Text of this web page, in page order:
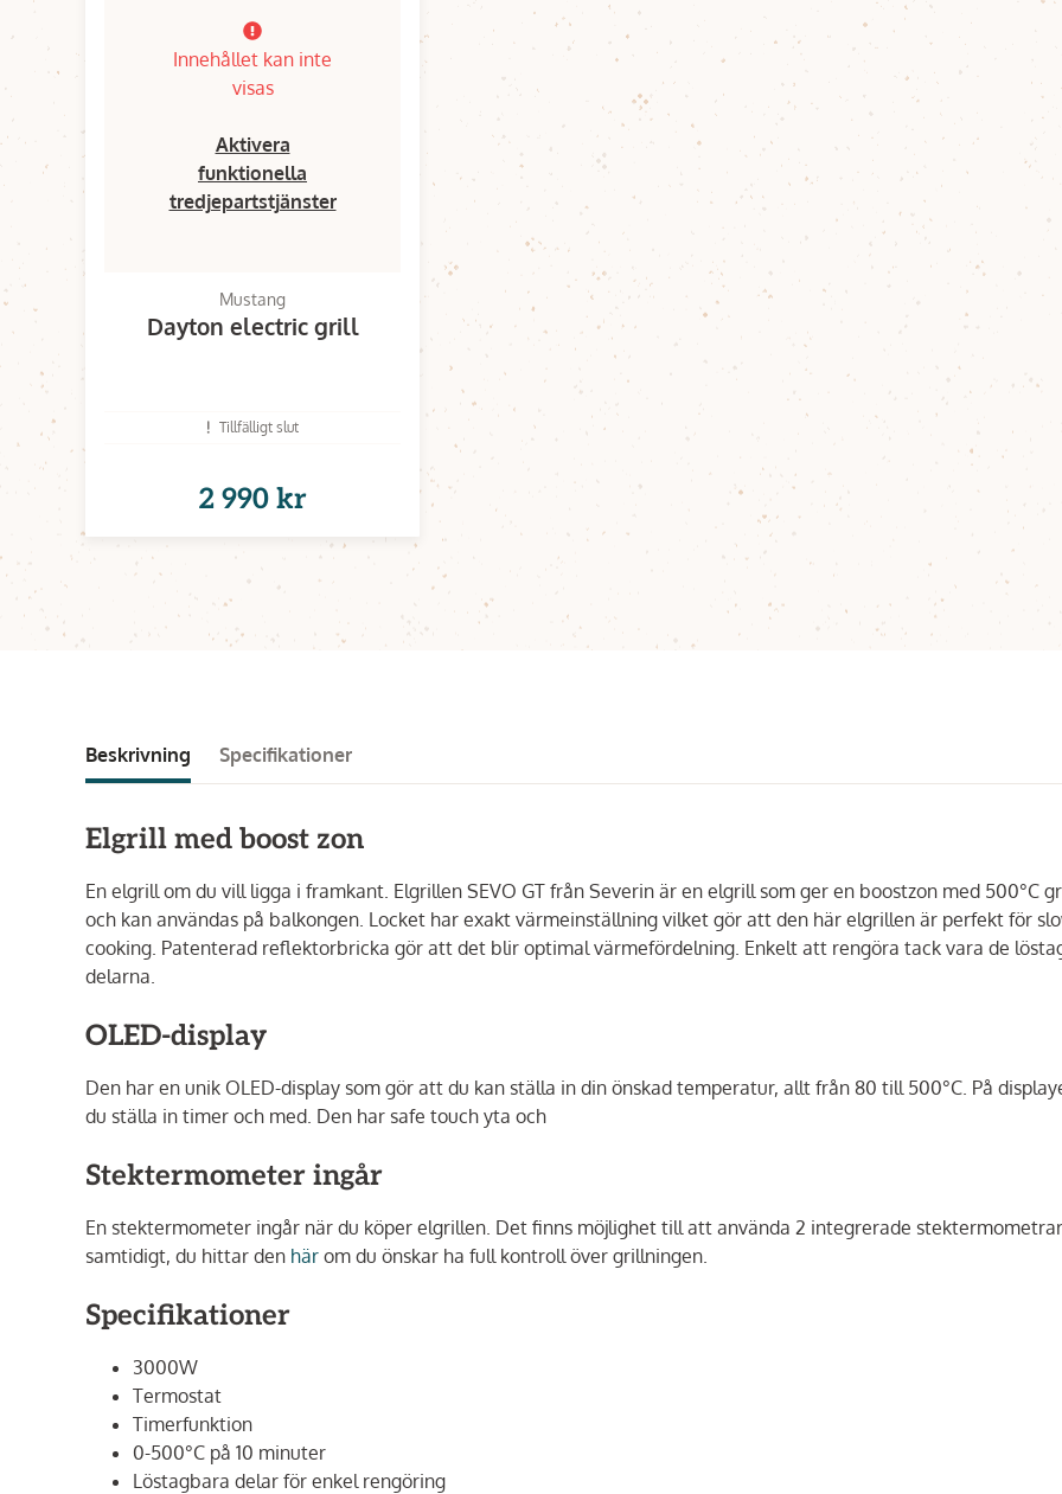
Innehållet kan inte
visas
Aktivera
funktionella
tredjepartstjänster
Mustang
Dayton electric grill
Tillfälligt slut
2 990 kr
Beskrivning Specifikationer
Elgrill med boost zon
En elgrill om du vill ligga i framkant. Elgrillen SEVO GT från Severin är en elgrill som ger en boostzon med 500°C
och kan användas på balkongen. Locket har exakt värmeinställning vilket gör att den här elgrillen är perfekt för
cooking. Patenterad reflektorbricka gör att det blir optimal värmefördelning. Enkelt att rengöra tack vara de
delarna.
OLED-display
Den har en unik OLED-display som gör att du kan ställa in din önskad temperatur, allt från 80 till 500°C. På
du ställa in timer och med. Den har safe touch yta och
Stektermometer ingår
En stektermometer ingår när du köper elgrillen. Det finns möjlighet till att använda 2 integrerade stektermometrar
samtidigt, du hittar den här om du önskar ha full kontroll över grillningen.
Specifikationer
3000W
Termostat
Timerfunktion
0-500°C på 10 minuter
Löstagbara delar för enkel rengöring